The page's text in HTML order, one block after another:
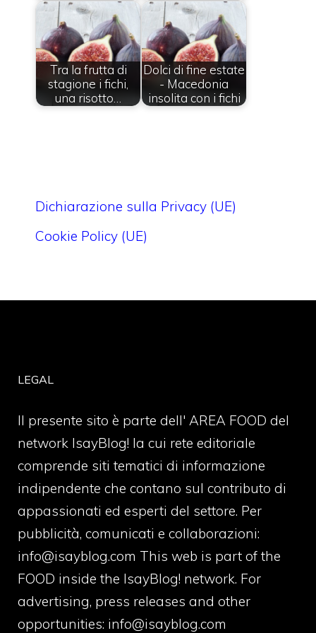
Tra la frutta di
stagione i fichi,
una risotto…
Dolci di fine estate
- Macedonia
insolita con i fichi
Dichiarazione sulla Privacy (UE)
Cookie Policy (UE)
LEGAL
Il presente sito è parte dell' AREA FOOD del
network IsayBlog! la cui rete editoriale
comprende siti tematici di informazione
indipendente che contano sul contributo di
appassionati ed esperti del settore. Per
pubblicità, comunicati e collaborazioni:
info@isayblog.com This web is part of the
FOOD inside the IsayBlog! network. For
advertising, press releases and other
opportunities: info@isayblog.com